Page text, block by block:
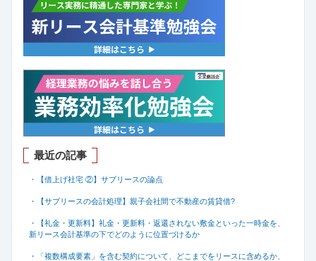
最近の記事
・【借上げ社宅 ②】サブリースの論点
・【サブリースの会計処理】親子会社間で不動産の賃貸借?
・【礼金・更新料】礼金・更新料・返還されない敷金といった一時金を、
新リース会計基準の下でどのように位置づけるか
・「複数構成要素」を含む契約について、どこまでをリースに含めるか、